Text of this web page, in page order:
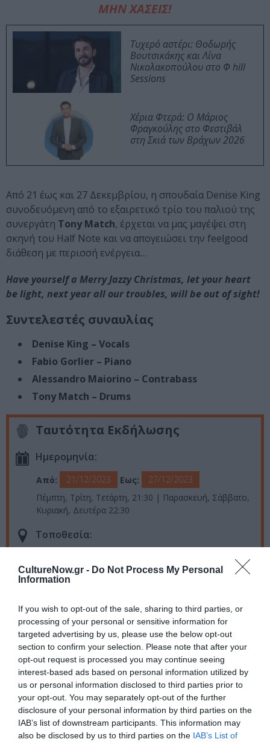
CultureNow.gr - Do Not Process My Personal
Information
If you wish to opt-out of the sale, sharing to third parties, or
processing of your personal or sensitive information for
targeted advertising by us, please use the below opt-out
section to confirm your selection. Please note that after your
opt-out request is processed you may continue seeing
interest-based ads based on personal information utilized by
us or personal information disclosed to third parties prior to
your opt-out. You may separately opt-out of the further
disclosure of your personal information by third parties on the
IAB’s list of downstream participants. This information may
also be disclosed by us to third parties on the IAB’s List of
ΜΗΝ ΧΑΣΕΙΣ!
Τυχερό αστέρι: Θοδωρής
Βουτσικάκης και Λίνα
Νικολακοπούλου στο Φ hill
Sessions
Χέρια Φτερά: Ο Μάριος
Φραγκούλης στο Φεστιβάλ
στη Σκιά των Βράχων 2026
Από 21 έως και 27 Δεκεμβρίου, η σπουδαία Denise King
συνοδευόμενη από το εξαιρετικό τρίο του παλιού της
συνεργάτη Tony Match, έρχεται να μας μαγέψει στη
σκηνή του Half Note και να απογειώσει την feelgood
διάθεση με περισσή ενέργεια…
Have yourself a Merry Jazzy Christmas, let your heart
be light, next year all our troubles, will be out of sight!
Συντελεστές συναυλίας
Denise King – Vocals
Fabio Gorlier – Piano
Alessandro Maiorino – Contrabass
Tony Match – Drums
Ταυτότητα Εκδήλωσης
Ημερομηνία:
Από: 21/12/2023 Εως:
27/12/2023
Πέμπτη, Τρίτη, Τετάρτη, 21:30 | Παρασκευή, Σάββατο,
Κυριακή, Δευτέρα 22:30
Τοποθεσία:
Half Note Jazz Club
Eισιτήρια:
από 20€ [24/12: Υποχρεωτική η κατανάλωση φιάλης]
Πληροφορίες / Κρατήσεις:
Τηλ.: 210 9213310 | halfnote.gr
Ακολουθήστε το Culturenow.gr στοGoogle Newsκαι
μάθετε πρώτοι όλες τις ειδήσεις